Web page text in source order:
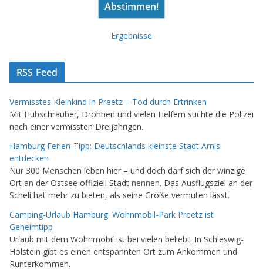
Ergebnisse
RSS Feed
Vermisstes Kleinkind in Preetz – Tod durch Ertrinken
Mit Hubschrauber, Drohnen und vielen Helfern suchte die Polizei
nach einer vermissten Dreijährigen.
Hamburg Ferien-Tipp: Deutschlands kleinste Stadt Arnis
entdecken
Nur 300 Menschen leben hier – und doch darf sich der winzige
Ort an der Ostsee offiziell Stadt nennen. Das Ausflugsziel an der
Scheli hat mehr zu bieten, als seine Größe vermuten lässt.
Camping-Urlaub Hamburg: Wohnmobil-Park Preetz ist
Geheimtipp
Urlaub mit dem Wohnmobil ist bei vielen beliebt. In Schleswig-
Holstein gibt es einen entspannten Ort zum Ankommen und
Runterkommen.